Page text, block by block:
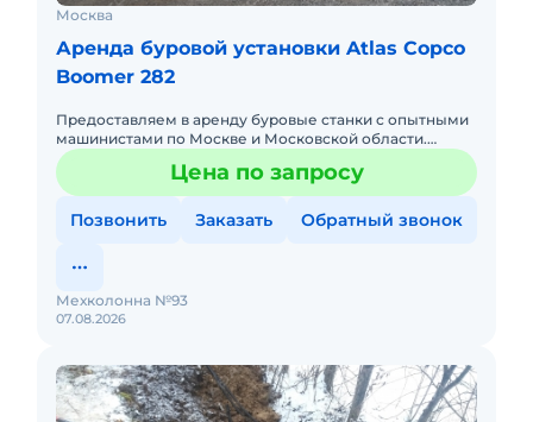
Москва
Аренда буровой установки Atlas Copco
Boomer 282
Предоставляем в аренду буровые станки с опытными
машинистами по Москве и Московской области.
Любой вид аренды. Долгосрочный, краткосрочный
(почасовой, посменныйЦена по запросу
Позвонить Заказать Обратный звонок
07.08.2026
Мехколонна №93